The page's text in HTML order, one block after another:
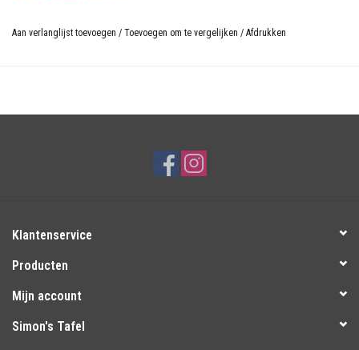
Aan verlanglijst toevoegen / Toevoegen om te vergelijken / Afdrukken
Klantenservice
Producten
Mijn account
Simon's Tafel